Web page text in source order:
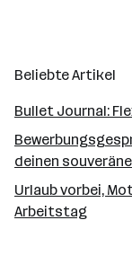
Beliebte Artikel
Bullet Journal:
deinen
Urlaub vorbei,
Arbeitstag